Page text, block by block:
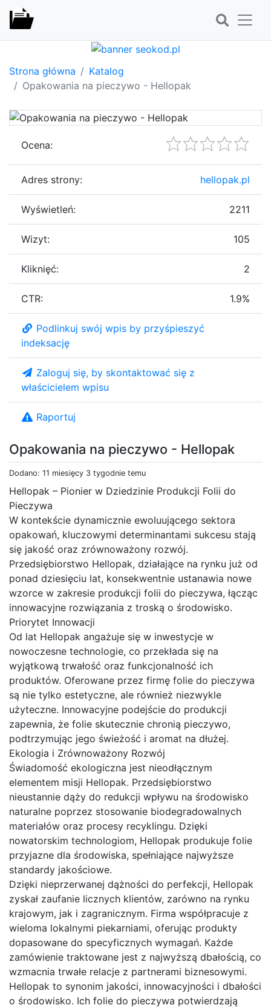
Strona główna
Katalog
Opakowania na pieczywo - Hellopak
Opakowania na pieczywo - Hellopak
Dodano: 11 miesięcy 3 tygodnie temu
Hellopak – Pionier w Dziedzinie Produkcji Folii do
Pieczywa
W kontekście dynamicznie ewoluującego sektora
opakowań, kluczowymi determinantami sukcesu stają
się jakość oraz zrównoważony rozwój.
Przedsiębiorstwo Hellopak, działające na rynku już od
ponad dziesięciu lat, konsekwentnie ustanawia nowe
wzorce w zakresie produkcji folii do pieczywa, łącząc
innowacyjne rozwiązania z troską o środowisko.
Priorytet Innowacji
Od lat Hellopak angażuje się w inwestycje w
nowoczesne technologie, co przekłada się na
wyjątkową trwałość oraz funkcjonalność ich
produktów. Oferowane przez firmę folie do pieczywa
są nie tylko estetyczne, ale również niezwykle
użyteczne. Innowacyjne podejście do produkcji
zapewnia, że folie skutecznie chronią pieczywo,
podtrzymując jego świeżość i aromat na dłużej.
Ekologia i Zrównoważony Rozwój
Świadomość ekologiczna jest nieodłącznym
elementem misji Hellopak. Przedsiębiorstwo
nieustannie dąży do redukcji wpływu na środowisko
naturalne poprzez stosowanie biodegradowalnych
materiałów oraz procesy recyklingu. Dzięki
nowatorskim technologiom, Hellopak produkuje folie
przyjazne dla środowiska, spełniające najwyższe
standardy jakościowe.
Dzięki nieprzerwanej dążności do perfekcji, Hellopak
zyskał zaufanie licznych klientów, zarówno na rynku
krajowym, jak i zagranicznym. Firma współpracuje z
wieloma lokalnymi piekarniami, oferując produkty
dopasowane do specyficznych wymagań. Każde
zamówienie traktowane jest z najwyższą dbałością, co
wzmacnia trwałe relacje z partnerami biznesowymi.
Hellopak to synonim jakości, innowacyjności i dbałości
o środowisko. Ich folie do pieczywa potwierdzają
Ocena:
Adres strony: hellopak.pl
Wyświetleń: 2211
Wizyt: 105
Kliknięć: 2
CTR: 1.9%
Podlinkuj swój wpis by przyśpieszyć
indeksację
Zaloguj się, by skontaktować się z
właścicielem wpisu
Raportuj